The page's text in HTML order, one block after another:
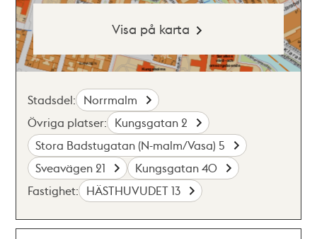
Visa på karta
Stadsdel: Norrmalm
Övriga platser: Kungsgatan 2
Stora Badstugatan (N-malm/Vasa) 5
Sveavägen 21
Kungsgatan 40
Fastighet: HÄSTHUVUDET 13